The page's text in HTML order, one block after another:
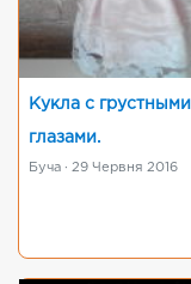
Кукла с грустными
глазами.
Буча · 29 Червня 2016